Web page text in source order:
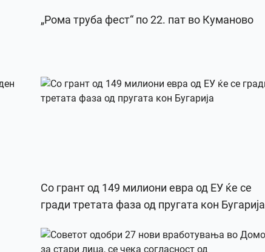
„Рома труба фест“ по 22. пат во Куманово
Со грант од 149 милиони евра од ЕУ ќе се
гради третата фаза од пругата кон Бугарија